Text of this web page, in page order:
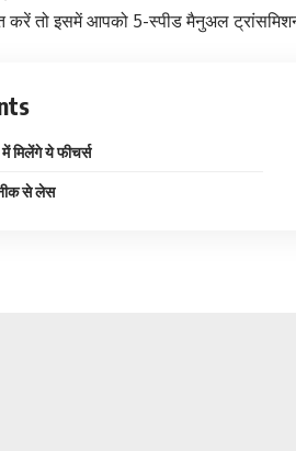
करें तो इसमें आपको 5-स्पीड मैनुअल ट्रांसमिशन
मिलेंगे ये फीचर्स
से लेस